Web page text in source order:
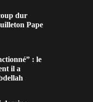
dur
Pape
: le
il a